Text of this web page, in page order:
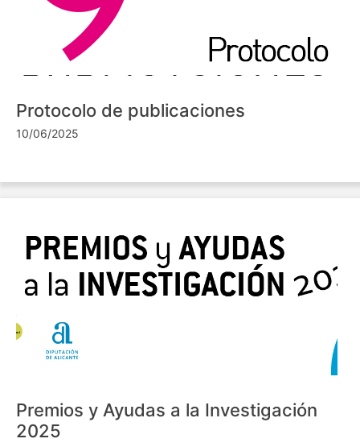
Protocolo de publicaciones
10/06/2025
Premios y Ayudas a la Investigación
2025